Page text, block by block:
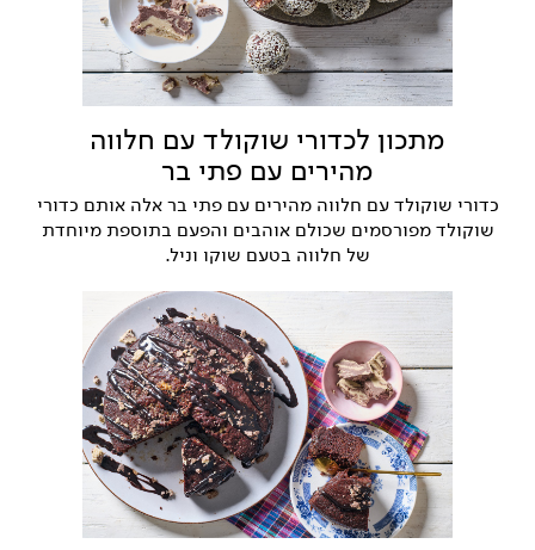
מתכון לכדורי שוקולד עם חלווה
מהירים עם פתי בר
כדורי שוקולד עם חלווה מהירים עם פתי בר אלה אותם כדורי
שוקולד מפורסמים שכולם אוהבים והפעם בתוספת מיוחדת
של חלווה בטעם שוקו וניל.